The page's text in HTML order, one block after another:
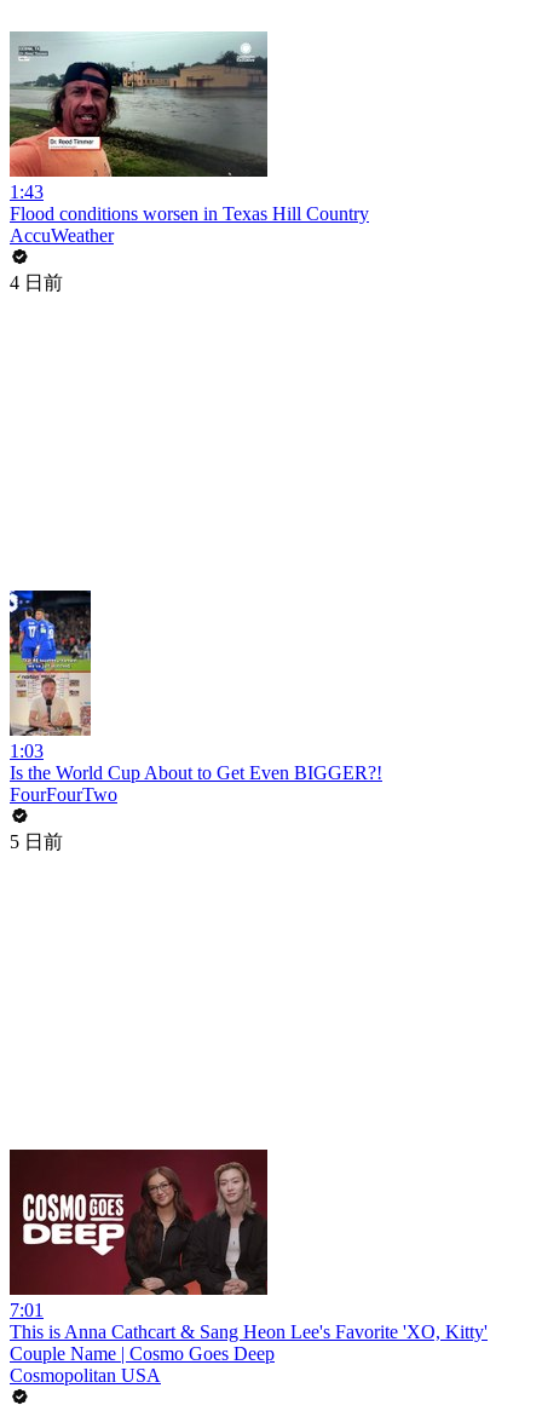
1:43
Flood conditions worsen in Texas Hill Country
AccuWeather
4 日前
1:03
Is the World Cup About to Get Even BIGGER?!
FourFourTwo
5 日前
7:01
This is Anna Cathcart & Sang Heon Lee's Favorite 'XO, Kitty'
Couple Name | Cosmo Goes Deep
Cosmopolitan USA